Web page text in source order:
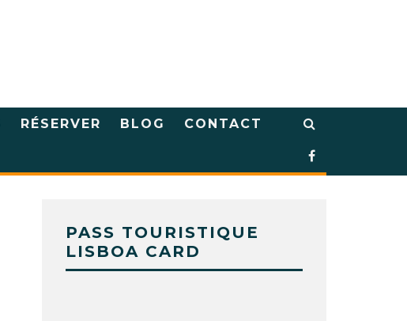
RÉSERVER BLOG CONTACT
PASS TOURISTIQUE
LISBOA CARD